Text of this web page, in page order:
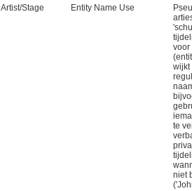
Artist/Stage Entity Name Use
voor
wijkt
te
niet